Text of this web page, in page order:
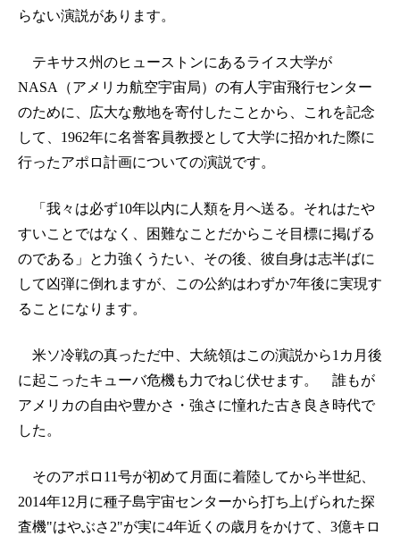
らない演説があります。
テキサス州のヒューストンにあるライス大学が
NASA（アメリカ航空宇宙局）の有人宇宙飛行センター
のために、広大な敷地を寄付したことから、これを記念
して、1962年に名誉客員教授として大学に招かれた際に
行ったアポロ計画についての演説です。
「我々は必ず10年以内に人類を月へ送る。それはたや
すいことではなく、困難なことだからこそ目標に掲げる
のである」と力強くうたい、その後、彼自身は志半ばに
して凶弾に倒れますが、この公約はわずか7年後に実現す
ることになります。
米ソ冷戦の真っただ中、大統領はこの演説から1カ月後
に起こったキューバ危機も力でねじ伏せます。 誰もが
アメリカの自由や豊かさ・強さに憧れた古き良き時代で
した。
そのアポロ11号が初めて月面に着陸してから半世紀、
2014年12月に種子島宇宙センターから打ち上げられた探
査機"はやぶさ2"が実に4年近くの歳月をかけて、3億キロ